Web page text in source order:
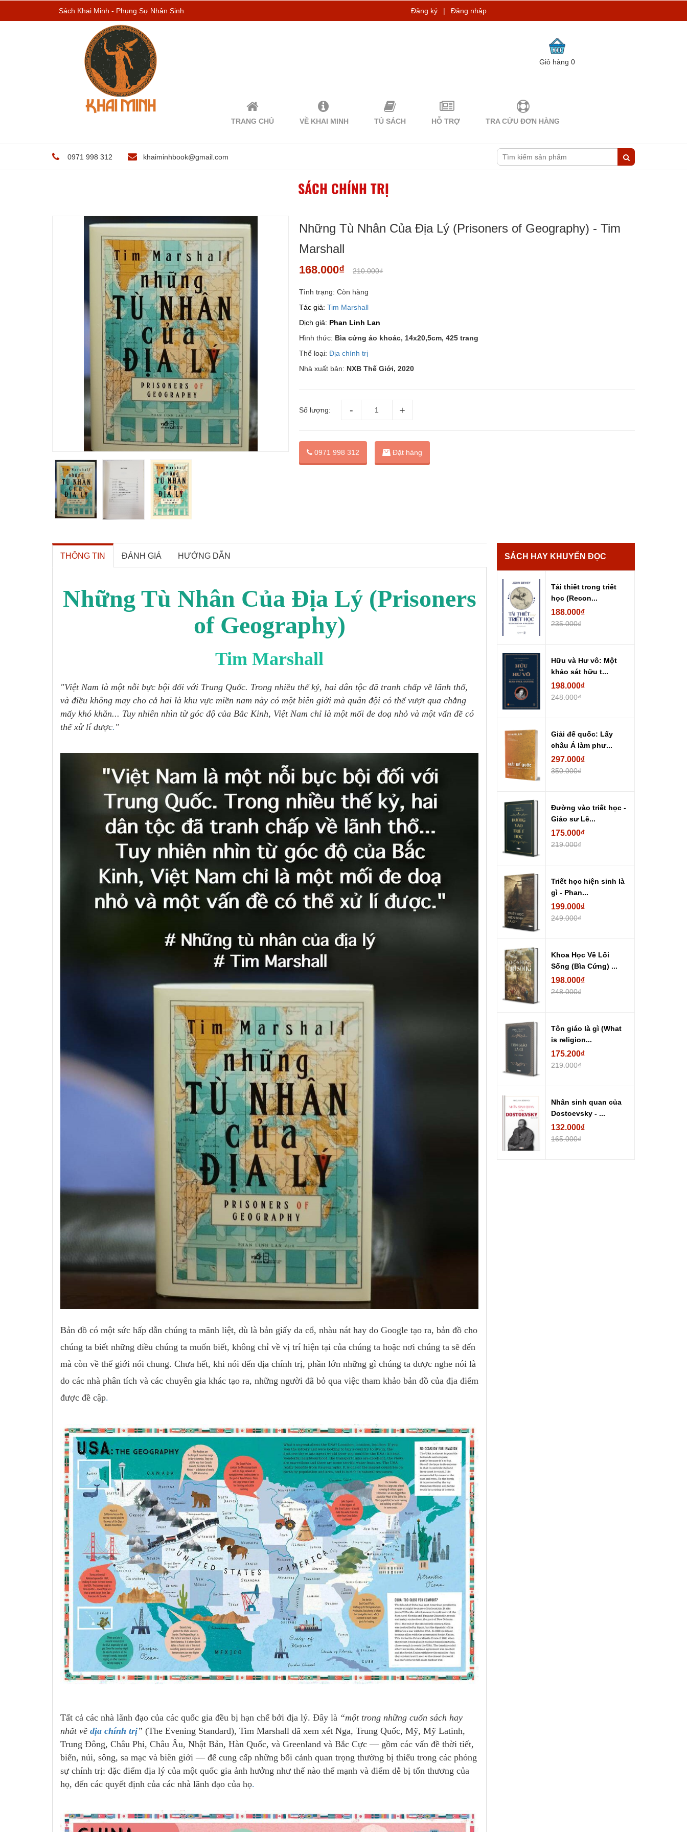
Sách Khai Minh - Phụng Sự Nhân Sinh Đăng ký | Đăng nhập
Giỏ hàng0
TRANG CHỦ VỀ KHAI MINH TỦ SÁCH HỖ TRỢ TRA CỨU ĐƠN HÀNG
0971 998 312 khaiminhbook@gmail.com
SÁCH CHÍNH TRỊ
Những Tù Nhân Của Địa Lý (Prisoners of Geography) - Tim
Marshall
168.000₫ 210.000₫
Tình trạng: Còn hàng
Tác giả:Tim Marshall
Dịch giả: Phan Linh Lan
Hình thức: Bìa cứng áo khoác, 14x20,5cm, 425 trang
Thể loại:Địa chính trị
Nhà xuất bản: NXB Thế Giới, 2020
Số lượng:
0971 998 312 Đặt hàng
THÔNG TIN ĐÁNH GIÁ HƯỚNG DẪN
Những Tù Nhân Của Địa Lý (Prisoners
of Geography)
Tim Marshall
"Việt Nam là một nỗi bực bội đối với Trung Quốc. Trong nhiều thế kỷ, hai dân tộc đã tranh chấp về lãnh thổ,
và điều không may cho cả hai là khu vực miền nam này có một biên giới mà quân đội có thể vượt qua chẳng
mấy khó khăn... Tuy nhiên nhìn từ góc độ của Bắc Kinh, Việt Nam chỉ là một mối đe doạ nhỏ và một vấn đề có
thể xử lí được. "
Bản đồ có một sức hấp dẫn chúng ta mãnh liệt, dù là bản giấy da cổ, nhàu nát hay do Google tạo ra, bản đồ cho
chúng ta biết những điều chúng ta muốn biết, không chỉ về vị trí hiện tại của chúng ta hoặc nơi chúng ta sẽ đến
mà còn về thế giới nói chung. Chưa hết, khi nói đến địa chính trị, phần lớn những gì chúng ta được nghe nói là
do các nhà phân tích và các chuyên gia khác tạo ra, những người đã bỏ qua việc tham khảo bản đồ của địa điểm
được đề cập.
Tất cả các nhà lãnh đạo của các quốc gia đều bị hạn chế bởi địa lý. Đây là “một trong những cuốn sách hay
nhất về địa chính trị” (The Evening Standard), Tim Marshall đã xem xét Nga, Trung Quốc, Mỹ, Mỹ Latinh,
Trung Đông, Châu Phi, Châu Âu, Nhật Bản, Hàn Quốc, và Greenland và Bắc Cực — gồm các vấn đề thời tiết,
biển, núi, sông, sa mạc và biên giới — để cung cấp những bối cảnh quan trọng thường bị thiếu trong các phóng
sự chính trị: đặc điểm địa lý của một quốc gia ảnh hưởng như thế nào thế mạnh và điểm dễ bị tổn thương của
họ, đến các quyết định của các nhà lãnh đạo của họ.
SÁCH HAY KHUYẾN ĐỌC
Tái thiết trong triết
học (Recon...
188.000₫
235.000₫
Hữu và Hư vô: Một
khảo sát hữu t...
198.000₫
248.000₫
Giải đế quốc: Lấy
châu Á làm phư...
297.000₫
350.000₫
Đường vào triết học -
Giáo sư Lê...
175.000₫
219.000₫
Triết học hiện sinh là
gì - Phan...
199.000₫
249.000₫
Khoa Học Về Lối
Sống (Bìa Cứng) ...
198.000₫
248.000₫
Tôn giáo là gì (What
is religion...
175.200₫
219.000₫
Nhân sinh quan của
Dostoevsky - ...
132.000₫
165.000₫